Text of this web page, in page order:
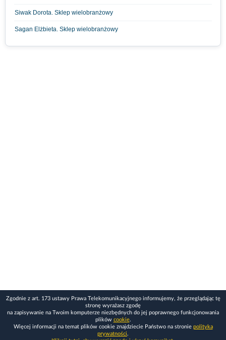
Siwak Dorota. Sklep wielobranżowy
Sagan Elżbieta. Sklep wielobranżowy
Zgodnie z art. 173 ustawy Prawa Telekomunikacyjnego informujemy, że przeglądając tę
stronę wyrażasz zgodę
na zapisywanie na Twoim komputerze niezbędnych do jej poprawnego funkcjonowania
plików cookie.
Więcej informacji na temat plików cookie znajdziecie Państwo na stronie polityka
prywatności.